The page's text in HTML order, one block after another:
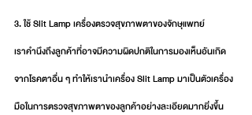
3. ใช้ Slit Lamp เครื่องตรวจสุขภาพตาของจักษุแพทย์
เราคำนึงถึงลูกค้าที่อาจมีความผิดปกติในการมองเห็นอันเกิด
จากโรคตาอื่น ๆ ทำให้เรานำเครื่อง Slit Lamp มาเป็นตัวเครื่อง
มือในการตรวจสุขภาพตาของลูกค้าอย่างละเอียดมากยิ่งขึ้น